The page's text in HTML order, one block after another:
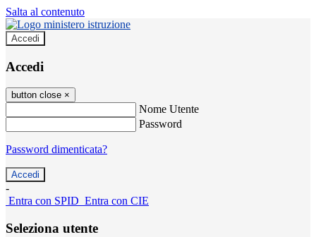
Salta al contenuto
Accedi
Accedi
button close ×
Nome Utente
Password
Password dimenticata?
-
Entra con SPID Entra con CIE
Seleziona utente